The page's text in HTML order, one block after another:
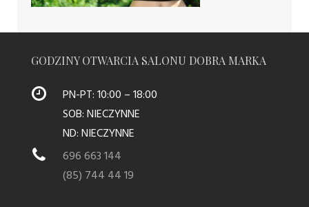
GODZINY OTWARCIA SALONU DOBRA MARKA
PN-PT: 10:00 – 18:00
SOB: NIECZYNNE
ND: NIECZYNNE
696 663 144
(85) 744 44 19